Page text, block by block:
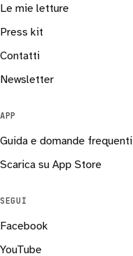
Le mie letture
Press kit
Contatti
Newsletter
APP
Guida e domande frequenti
Scarica su App Store
SEGUI
Facebook
YouTube